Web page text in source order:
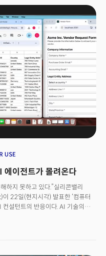
. 머스크는 2022년 10월 트위터
사를 직접 방문한 바 있다. 동사로
가져온 사건은 밈(meme)이
고, 서비스 개편과 같은 큰 변화를
USE
이전트가 몰려온다
하지 못하고 있다.”실리콘밸리
22일(현지시각) 발표한 ‘컴퓨터
설턴트의 반응이다. AI 기술의
화를 미처 인지하지 못하고 있다는